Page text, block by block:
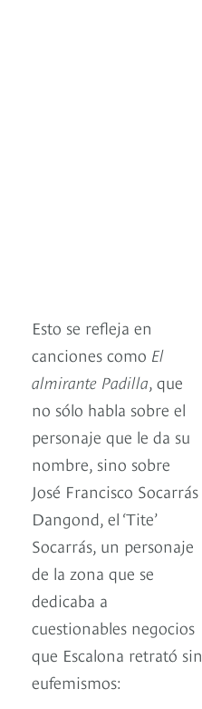
Esto se refleja en
canciones como El
almirante Padilla , que
no sólo habla sobre el
personaje que le da su
nombre, sino sobre
José Francisco Socarrás
Dangond, el ‘Tite’
Socarrás, un personaje
de la zona que se
dedicaba a
cuestionables negocios
que Escalona retrató sin
eufemismos: